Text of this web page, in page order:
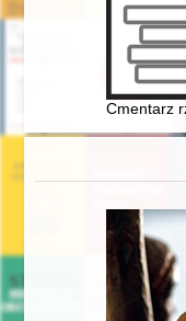
Cmentarz